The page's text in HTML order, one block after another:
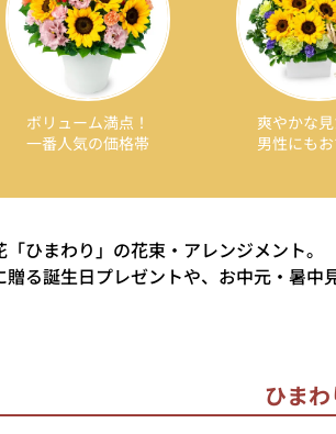
ボリューム満点！
一番人気の価格帯
爽やかな
男性にも
ひまわり」の花束・アレンジメント。
贈る誕生日プレゼントや、お中元・暑
ひま